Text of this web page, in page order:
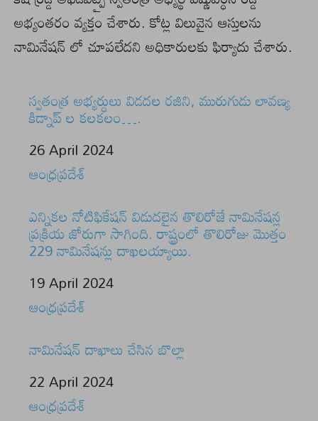
అభ్యంతరం వ్యక్తం చేశారు. కోట్ల విలువైన ఆస్తులను
నామినేషన్ లో చూపలేదని అధికారులకు ఫిర్యాదు చేశారు.
స్వతంత్ర అభ్యర్ధులు విడదల రజిని, మురుగుడు లావణ్య
కిడ్నాప్ ల కలకలం….
Date
26 April 2024
In relation to
ఆంధ్రప్రదేశ్
ఎన్నికల నోటిఫికేషన్ విడుదలైన తొలిరోజే నామినేషన్ల
ప్రక్రియ జోరుగా సాగింది. రాష్ట్రంలో తొలిరోజు మొత్తం
229 నామినేషన్లు దాఖలయ్యాయి.
Date
19 April 2024
In relation to
ఆంధ్రప్రదేశ్
నామినేషన్ దాఖాలు చేసిన బొల్లా
Date
22 April 2024
In relation to
ఆంధ్రప్రదేశ్